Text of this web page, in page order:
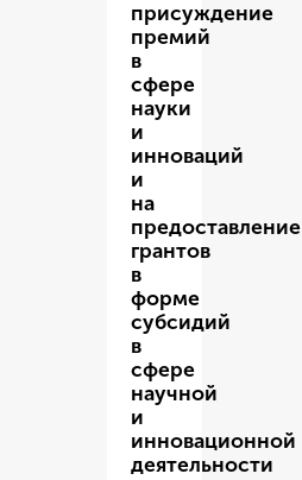
присуждение
премий
в
сфере
науки
и
инноваций
и
на
предоставление
грантов
в
форме
субсидий
в
сфере
научной
и
инновационной
деятельности